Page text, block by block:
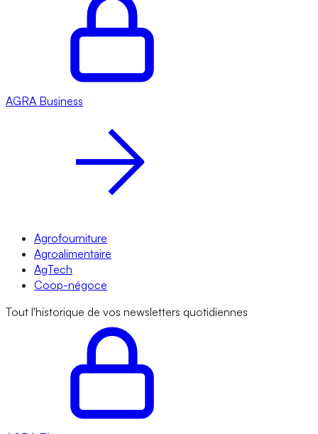
AGRA Business
Agrofourniture
Agroalimentaire
AgTech
Coop-négoce
Tout l'historique de vos newsletters quotidiennes